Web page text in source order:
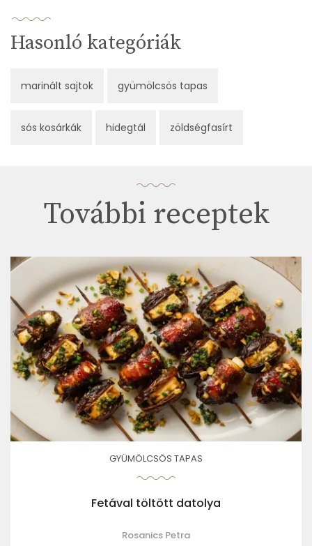
Hasonló kategóriák
marinált sajtok gyümölcsös tapas
sós kosárkák hidegtál zöldségfasírt
További receptek
GYÜMÖLCSÖS TAPAS
Fetával töltött datolya
Rosanics Petra